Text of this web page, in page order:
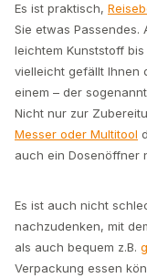
Es ist praktisch,
Sie etwas Passendes.
leichtem Kunststoff
vielleicht gefällt Ihnen
einem – der
Nicht nur zur
Messer oder Multitool
auch ein Dosenöffner
Es ist auch nicht
nachzudenken, mit
als auch bequem z.B.
Verpackung essen